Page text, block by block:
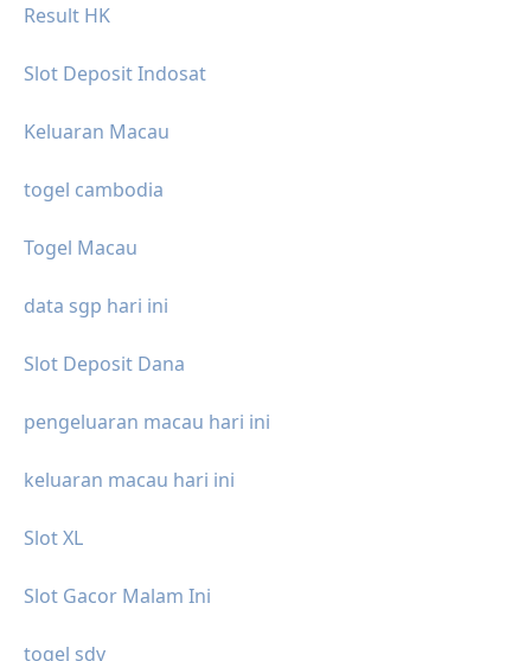
Result HK
Slot Deposit Indosat
Keluaran Macau
togel cambodia
Togel Macau
data sgp hari ini
Slot Deposit Dana
pengeluaran macau hari ini
keluaran macau hari ini
Slot XL
Slot Gacor Malam Ini
togel sdy